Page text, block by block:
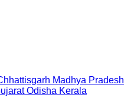
Madhya Pradesh
Odisha Kerala